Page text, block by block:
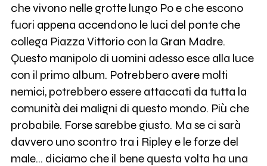
che vivono nelle grotte lungo Po e che escono
fuori appena accendono le luci del ponte che
collega Piazza Vittorio con la Gran Madre.
Questo manipolo di uomini adesso esce alla luce
con il primo album. Potrebbero avere molti
nemici, potrebbero essere attaccati da tutta la
comunità dei maligni di questo mondo. Più che
probabile. Forse sarebbe giusto. Ma se ci sarà
davvero uno scontro tra i Ripley e le forze del
male... diciamo che il bene questa volta ha una